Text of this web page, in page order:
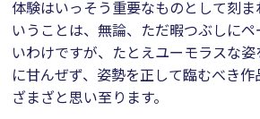
体験はいっそう重要なものとして刻ま
いうことは、無論、ただ暇つぶしに
いわけですが、たとえユーモラスな
に甘んぜず、姿勢を正して臨むべき
ざまざと思い至ります。